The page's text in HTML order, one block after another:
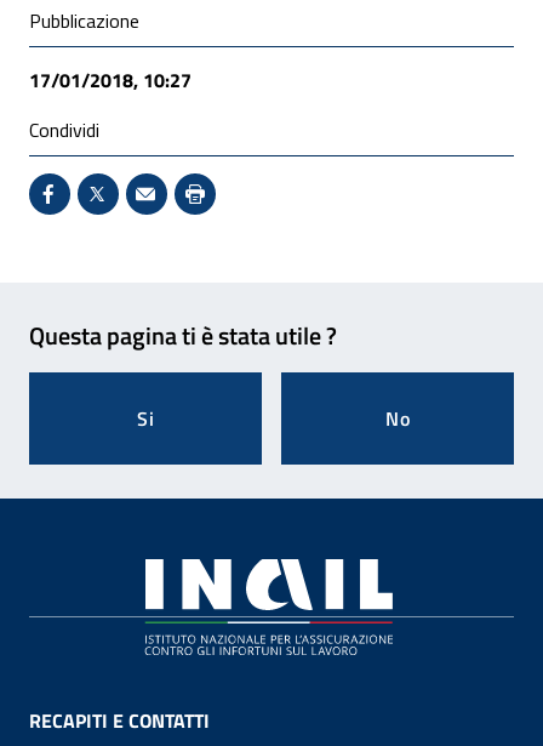
Condivisione social
Pubblicazione
17/01/2018, 10:27
Condividi
Condividi su Facebook - Sito esterno - Apertura in
X - Sito esterno - Apertura in nuova finestra
Invio Mail: apre il programma di posta
Stampa pagina: scelta meno
Questa pagina ti è stata utile ?
Si No
RECAPITI E CONTATTI